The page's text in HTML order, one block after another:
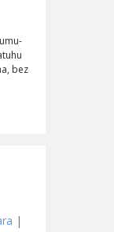
bez
|